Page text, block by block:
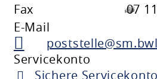
Fax
07
E-Mail
Servicekonto
Sichere